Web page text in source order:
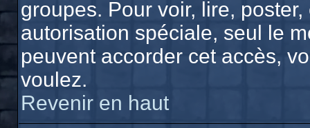
groupes. Pour voir, lire,
autorisation spéciale, seul le
peuvent accorder cet accès,
voulez.
Revenir en haut